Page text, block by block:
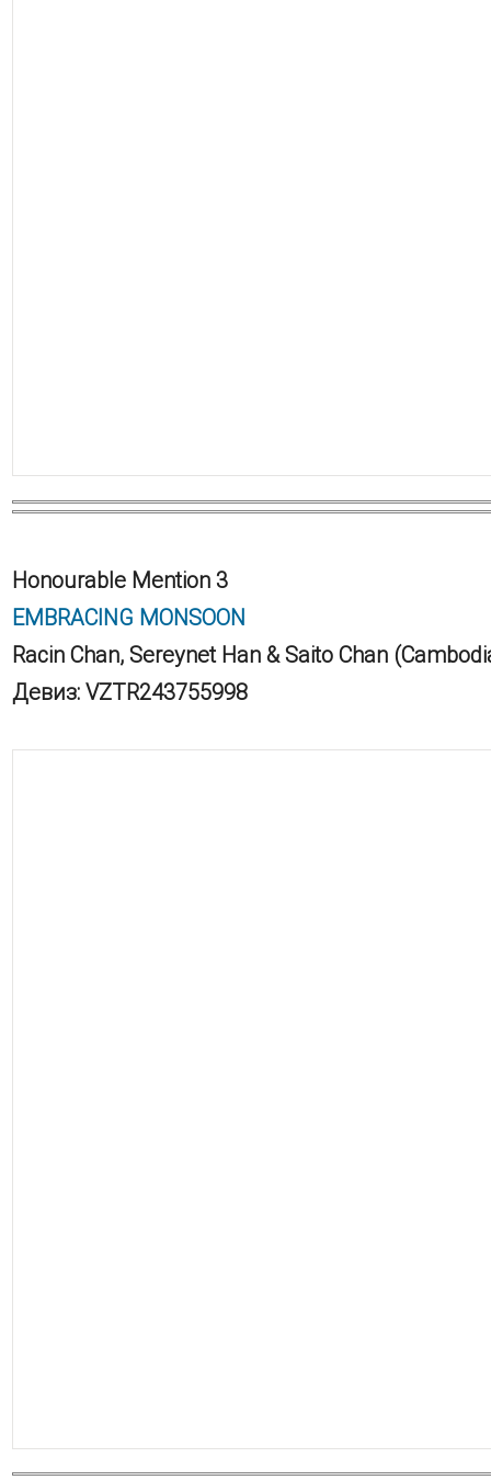
Honourable Mention 3
EMBRACING MONSOON
Racin Chan, Sereynet Han & Saito Chan
Девиз: VZTR243755998